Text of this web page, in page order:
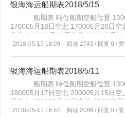
银海海运船期表2018/5/15
船期表 吨位船期空船位置
170005月18日空北 170005月20日
空北 240005月24日空北 250005月
20日空北 280005月25日空北
24日空北 750005月23日空北
2018-05-15 18:09 阅读 2743 / 回复 0 /
银海海运船期表2018/5/11
船期表 吨位船期空船位置
180005月17日空北 200005月15日
日空北 270005月18日空北 270005
月16日空北 410005月20日空北
2018-05-11 16:54 阅读 2086 / 回复 0 /